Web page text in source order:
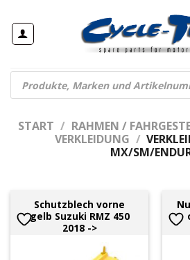
Inhalt
springen
Products
search
START / RAHMEN /
VERKLEIDUNG /
MX/SM/
Schutzblech vorne
gelb Suzuki RMZ 450
2018 ->